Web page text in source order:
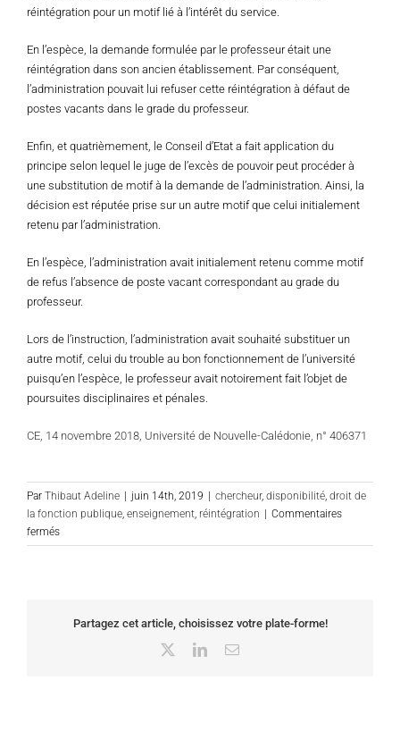
réintégration pour un motif lié à l’intérêt du service.
En l’espèce, la demande formulée par le professeur était une
réintégration dans son ancien établissement. Par conséquent,
l’administration pouvait lui refuser cette réintégration à défaut de
postes vacants dans le grade du professeur.
Enfin, et quatrièmement, le Conseil d’Etat a fait application du
principe selon lequel le juge de l’excès de pouvoir peut procéder à
une substitution de motif à la demande de l’administration. Ainsi, la
décision est réputée prise sur un autre motif que celui initialement
retenu par l’administration.
En l’espèce, l’administration avait initialement retenu comme motif
de refus l’absence de poste vacant correspondant au grade du
professeur.
Lors de l’instruction, l’administration avait souhaité substituer un
autre motif, celui du trouble au bon fonctionnement de l’université
puisqu’en l’espèce, le professeur avait notoirement fait l’objet de
poursuites disciplinaires et pénales.
CE, 14 novembre 2018, Université de Nouvelle-Calédonie, n° 406371
Par Thibaut Adeline | juin 14th, 2019 | chercheur, disponibilité droit de
la fonction publique enseignement réintégration | Commentaires
ferméssur
Les
desPartagez cet article, choisissez votre plate-forme!
LinkedInEmail